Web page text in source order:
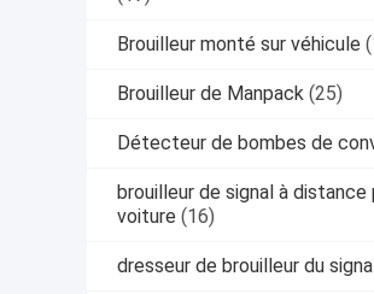
Brouilleur monté sur véhicule
Brouilleur de Manpack (25)
Détecteur de bombes de
brouilleur de signal à distance
voiture (16)
dresseur de brouilleur du